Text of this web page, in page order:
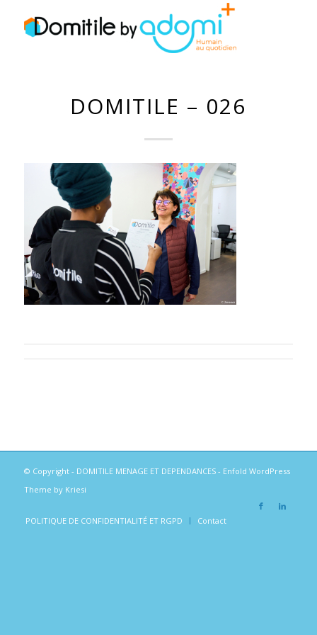
DOMITILE – 026
© Copyright - DOMITILE MENAGE ET DEPENDANCES- Enfold WordPress
Theme by Kriesi
POLITIQUE DE CONFIDENTIALITÉ ET RGPD Contact